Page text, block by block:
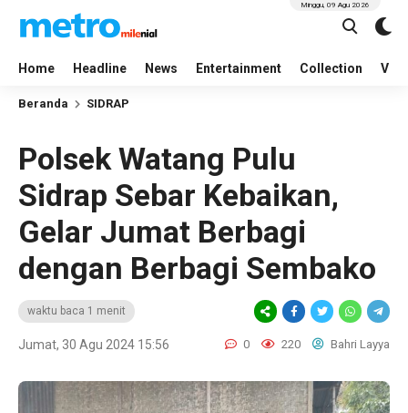
Home Headline News Entertainment Collection
Minggu, 09 Agu 2026
Beranda SIDRAP
Polsek Watang Pulu
Sidrap Sebar Kebaikan,
Gelar Jumat Berbagi
dengan Berbagi Sembako
waktu baca 1 menit
Jumat, 30 Agu 2024 15:56 0 220 Bahri Layya